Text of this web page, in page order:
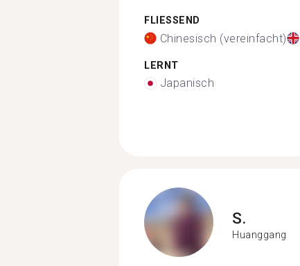
FLIESSEND
Chinesisch (vereinfacht)
LERNT
Japanisch
S.
Huanggang